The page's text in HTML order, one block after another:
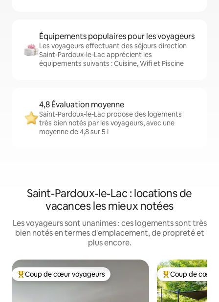
Équipements populaires pour les voyageurs
Les voyageurs effectuant des séjours direction
Saint-Pardoux-le-Lac apprécient les
équipements suivants : Cuisine, Wifi et Piscine
4,8 Évaluation moyenne
Saint-Pardoux-le-Lac propose des logements
très bien notés par les voyageurs, avec une
moyenne de 4,8 sur 5 !
Saint-Pardoux-le-Lac : locations de
vacances les mieux notées
Les voyageurs sont unanimes : ces logements sont très
bien notés en termes d'emplacement, de propreté et
plus encore.
Coups de cœur voyageurs les plus appréciés
Coup de cœur voyageurs Coups de cœur
Coup de cœur